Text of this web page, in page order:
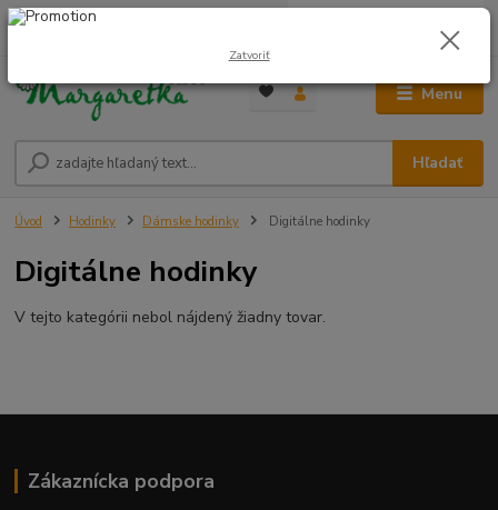
Menu
Hľadať
0948 236 042
0,00 €
Úvod Hodinky Dámske hodinky Digitálne hodinky
Digitálne hodinky
V tejto kategórii nebol nájdený žiadny tovar.
Zákaznícka podpora
Zatvoriť